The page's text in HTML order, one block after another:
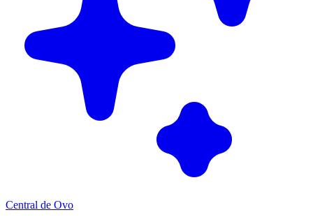
Central de Ovo